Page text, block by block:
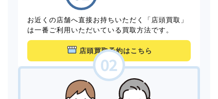
お近くの店舗へ直接お持ちいただく「店頭買取」
は一番ご利用いただいている買取方法です。
店頭買取予約はこちら